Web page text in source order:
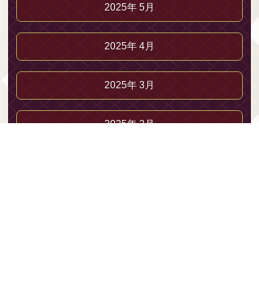
2025年 5月
2025年 4月
2025年 3月
2025年 2月